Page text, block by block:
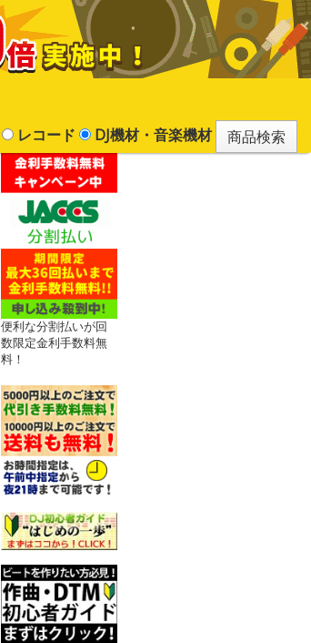
レコード DJ機材・音楽機材
便利な分割払いが回
数限定金利手数料無
料！